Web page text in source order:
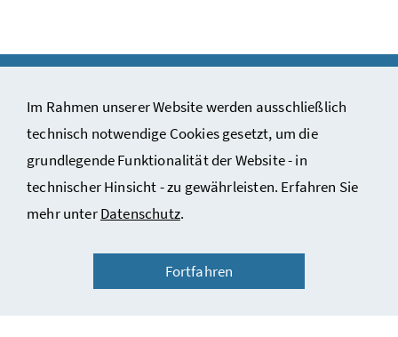
Im Rahmen unserer Website werden ausschließlich
technisch notwendige Cookies gesetzt, um die
grundlegende Funktionalität der Website - in
technischer Hinsicht - zu gewährleisten. Erfahren Sie
mehr unterDatenschutz.
Fortfahren
Kontakt
Datenschutzinformation
Nutzungsbedingungen des ÖStA